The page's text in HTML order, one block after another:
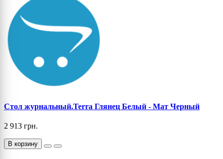
Стол журнальный.Terra Глянец Белый - Мат Черный
2 913 грн.
В корзину